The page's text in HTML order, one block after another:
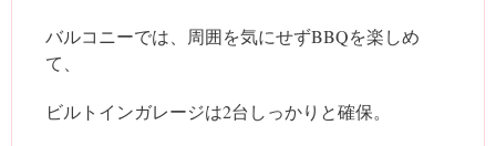
バルコニーでは、周囲を気にせずBBQを楽しめ
て、
ビルトインガレージは2台しっかりと確保。